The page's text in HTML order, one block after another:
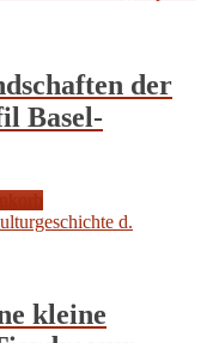
der
Basel-
kleine